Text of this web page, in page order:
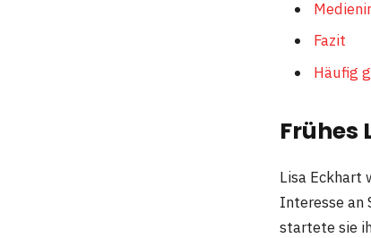
Fazit
Häufig
Frühes
Lisa Eckhart
Interesse an
startete sie